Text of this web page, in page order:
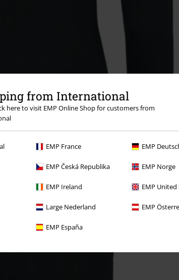
from International
here to visit EMP Online Shop for customers from
EMP France EMP
EMP Česká Republika EMP Norge
EMP Ireland EMP
Large Nederland EMP
EMP España